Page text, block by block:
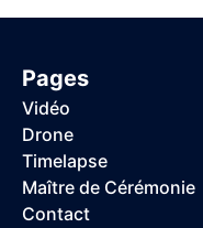
Pages
Vidéo
Drone
Timelapse
Maître de Cérémonie
Contact